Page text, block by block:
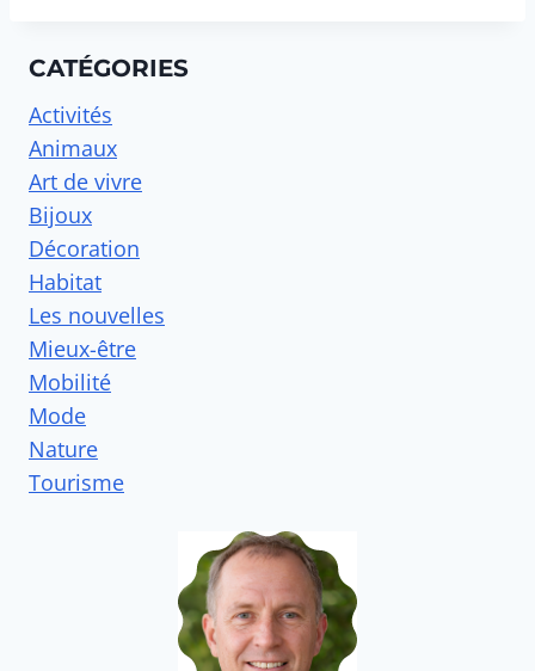
CATÉGORIES
Activités
Animaux
Art de vivre
Bijoux
Décoration
Habitat
Les nouvelles
Mieux-être
Mobilité
Mode
Nature
Tourisme